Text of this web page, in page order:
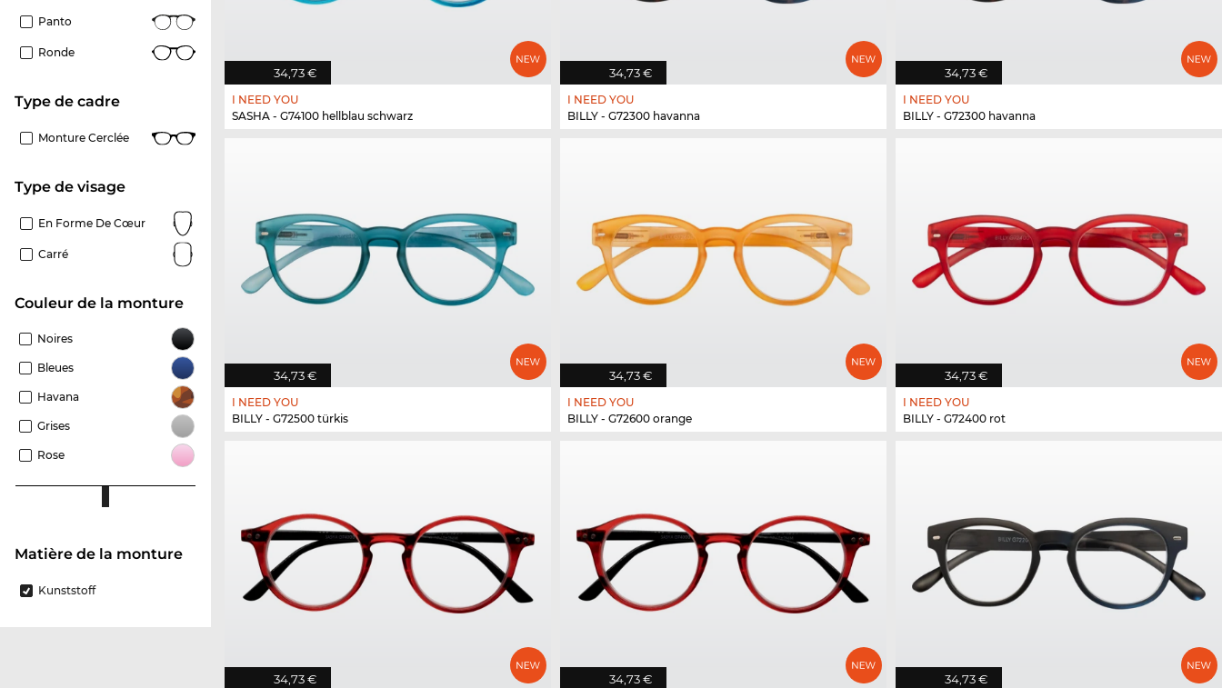
Panto
Ronde
Type de cadre
Monture Cerclée
Type de visage
En Forme De Cœur
Carré
Couleur de la monture
Noires
Bleues
Havana
Grises
Rose
Matière de la monture
Kunststoff
34,73 €
I NEED YOU
SASHA - G74100 hellblau schwarz
34,73 €
I NEED YOU
BILLY - G72300 havanna
34,73 €
I NEED YOU
BILLY - G72300 havanna
34,73 €
I NEED YOU
BILLY - G72500 türkis
34,73 €
I NEED YOU
BILLY - G72600 orange
34,73 €
I NEED YOU
BILLY - G72400 rot
34,73 € 34,73 € 34,73 €